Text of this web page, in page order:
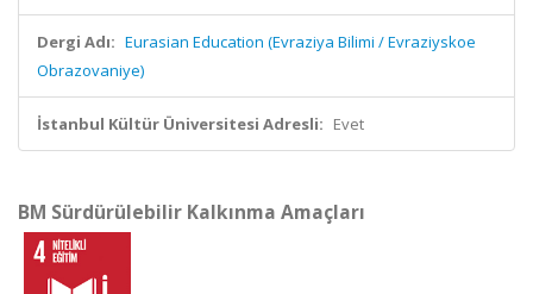
Dergi Adı: Eurasian Education (Evraziya Bilimi / Evraziyskoe
Obrazovaniye)
İstanbul Kültür Üniversitesi Adresli: Evet
BM Sürdürülebilir Kalkınma Amaçları